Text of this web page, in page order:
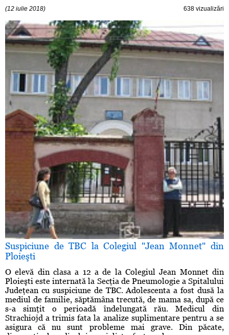
(12 iulie 2018) 638 vizualizări
Suspiciune de TBC la Colegiul "Jean Monnet" din
Ploieşti
O elevă din clasa a 12 a de la Colegiul Jean Monnet din
Ploieşti este internată la Secţia de Pneumologie a Spitalului
Judeţean cu suspiciune de TBC. Adolescenta a fost dusă la
mediul de familie, săptămâna trecută, de mama sa, după ce
s-a simţit o perioadă îndelungată rău. Medicul din
Strachiojd a trimis fata la analize suplimentare pentru a se
asigura că nu sunt probleme mai grave. Din păcate,